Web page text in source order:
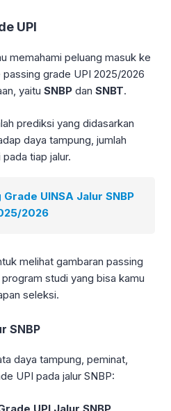
UPI
memahami peluang masuk ke
grade UPI 2025/2026
yaitu SNBP dan SNBT.
prediksi yang didasarkan
daya tampung, jumlah
tiap jalur.
Grade UINSA Jalur SNBP
2026
melihat gambaran passing
studi yang bisa kamu
seleksi.
SNBP
daya tampung, peminat,
UPI pada jalur SNBP: